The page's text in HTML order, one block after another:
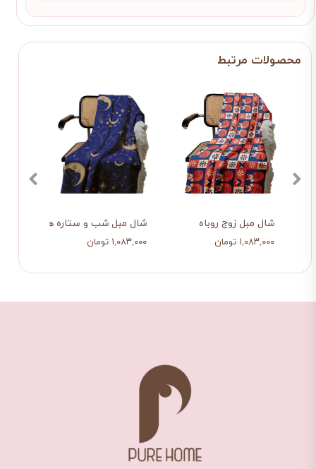
شال مبل شب و ستاره هایش
۱,۰۸۳,۰۰۰ تومان
شال مبل زوج روباه
۱,۰۸۳,۰۰۰ تومان